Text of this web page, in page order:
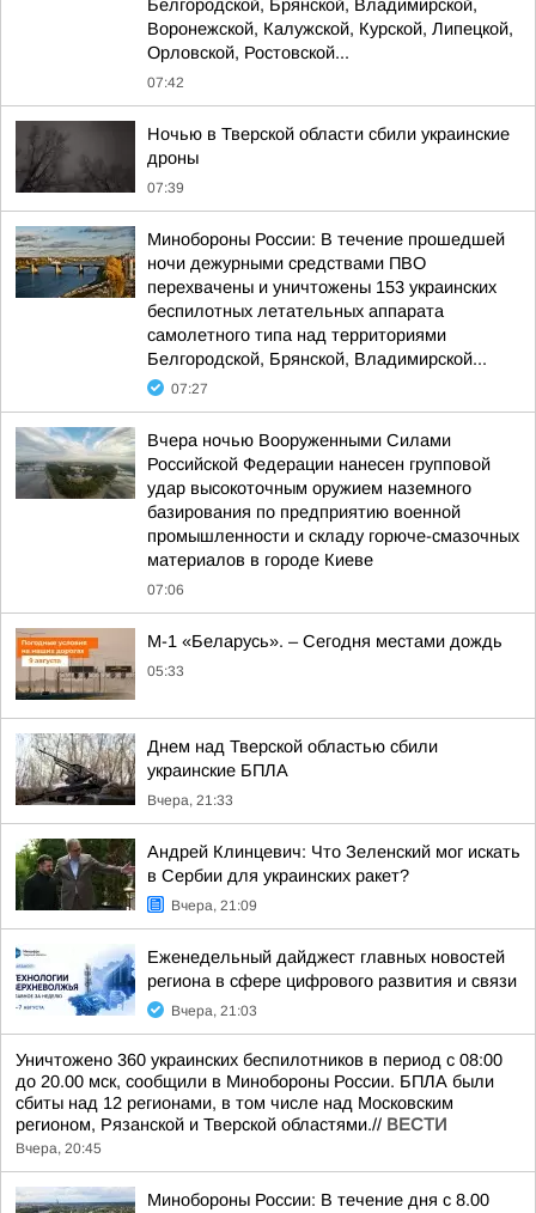
Белгородской, Брянской, Владимирской,
Воронежской, Калужской, Курской, Липецкой,
Орловской, Ростовской...
07:42
Ночью в Тверской области сбили украинские
дроны
07:39
Минобороны России: В течение прошедшей
ночи дежурными средствами ПВО
перехвачены и уничтожены 153 украинских
беспилотных летательных аппарата
самолетного типа над территориями
Белгородской, Брянской, Владимирской...
07:27
Вчера ночью Вооруженными Силами
Российской Федерации нанесен групповой
удар высокоточным оружием наземного
базирования по предприятию военной
промышленности и складу горюче-смазочных
материалов в городе Киеве
07:06
М-1 «Беларусь». – Сегодня местами дождь
05:33
Днем над Тверской областью сбили
украинские БПЛА
Вчера, 21:33
Андрей Клинцевич: Что Зеленский мог искать
в Сербии для украинских ракет?
Вчера, 21:09
Еженедельный дайджест главных новостей
региона в сфере цифрового развития и связи
Вчера, 21:03
Уничтожено 360 украинских беспилотников в период с 08:00
до 20.00 мск, сообщили в Минобороны России. БПЛА были
сбиты над 12 регионами, в том числе над Московским
регионом, Рязанской и Тверской областями.// ВЕСТИ
Вчера, 20:45
Минобороны России: В течение дня с 8.00